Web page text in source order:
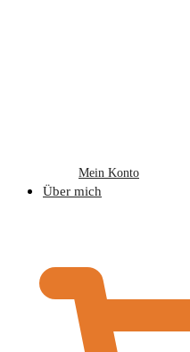
Mein Konto
Über mich